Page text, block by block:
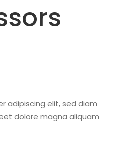
adipiscing elit, sed diam
dolore magna aliquam